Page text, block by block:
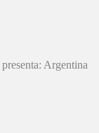
presenta: Argentina